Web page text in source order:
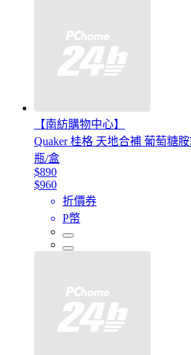
【南紡購物中心】
Quaker 桂格 天地合補 葡萄糖
瓶/盒
$890
$960
折價券
P幣